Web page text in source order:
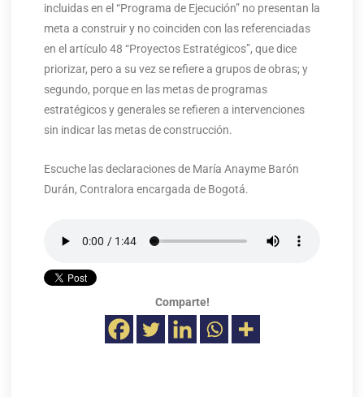
incluidas en el “Programa de Ejecución” no presentan la
meta a construir y no coinciden con las referenciadas
en el artículo 48 “Proyectos Estratégicos”, que dice
priorizar, pero a su vez se refiere a grupos de obras; y
segundo, porque en las metas de programas
estratégicos y generales se refieren a intervenciones
sin indicar las metas de construcción.
Escuche las declaraciones de María Anayme Barón
Durán, Contralora encargada de Bogotá.
Comparte!